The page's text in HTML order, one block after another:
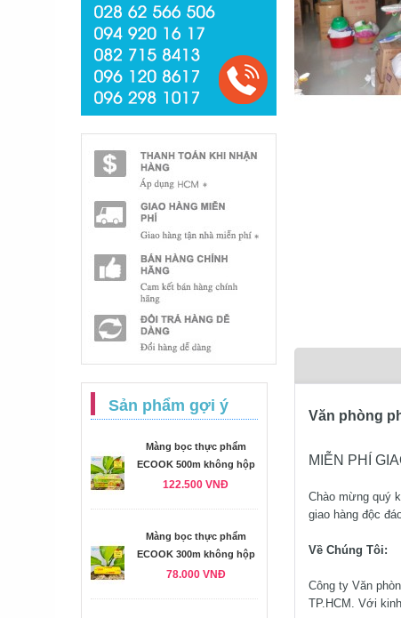
Sản phẩm gợi ý
Màng bọc thực phẩm
ECOOK 500m không hộp
122.500 VNĐ
Màng bọc thực phẩm
ECOOK 300m không hộp
78.000 VNĐ
Văn phòng
MIỄN PHÍ
Chào mừng quý
giao hàng độc
Về Chúng Tôi:
Công ty Văn
TP.HCM. Với